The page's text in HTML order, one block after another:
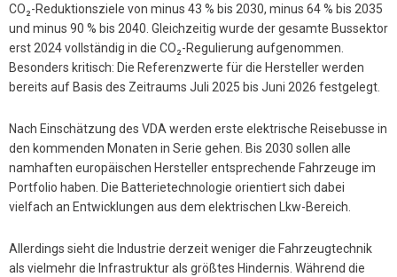
CO₂-Reduktionsziele von minus 43 % bis 2030, minus 64 % bis 2035
und minus 90 % bis 2040. Gleichzeitig wurde der gesamte Bussektor
erst 2024 vollständig in die CO₂-Regulierung aufgenommen.
Besonders kritisch: Die Referenzwerte für die Hersteller werden
bereits auf Basis des Zeitraums Juli 2025 bis Juni 2026 festgelegt.
Nach Einschätzung des VDA werden erste elektrische Reisebusse in
den kommenden Monaten in Serie gehen. Bis 2030 sollen alle
namhaften europäischen Hersteller entsprechende Fahrzeuge im
Portfolio haben. Die Batterietechnologie orientiert sich dabei
vielfach an Entwicklungen aus dem elektrischen Lkw-Bereich.
Allerdings sieht die Industrie derzeit weniger die Fahrzeugtechnik
als vielmehr die Infrastruktur als größtes Hindernis. Während die